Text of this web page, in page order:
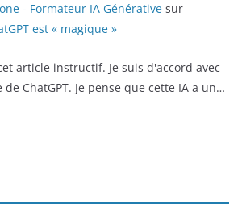
- Formateur IA Générativesur
est « magique »
article instructif. Je suis d'accord avec
de ChatGPT. Je pense que cette IA a un…